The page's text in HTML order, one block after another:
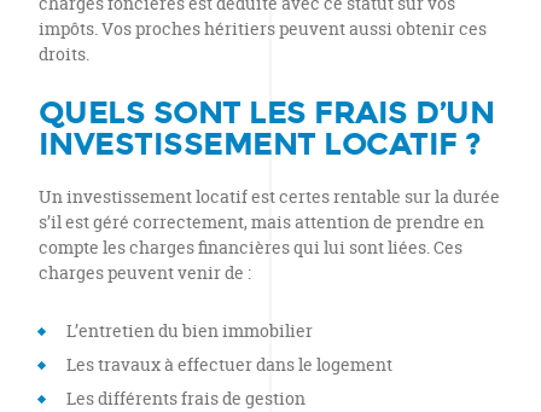
impôts. Vos proches héritiers peuvent aussi obtenir ces
droits.
QUELS SONT LES FRAIS D’UN
INVESTISSEMENT LOCATIF ?
Un investissement locatif est certes rentable sur la durée
s’il est géré correctement, mais attention de prendre en
compte les charges financières qui lui sont liées. Ces
charges peuvent venir de :
L’entretien du bien immobilier
Les travaux à effectuer dans le logement
Les différents frais de gestion